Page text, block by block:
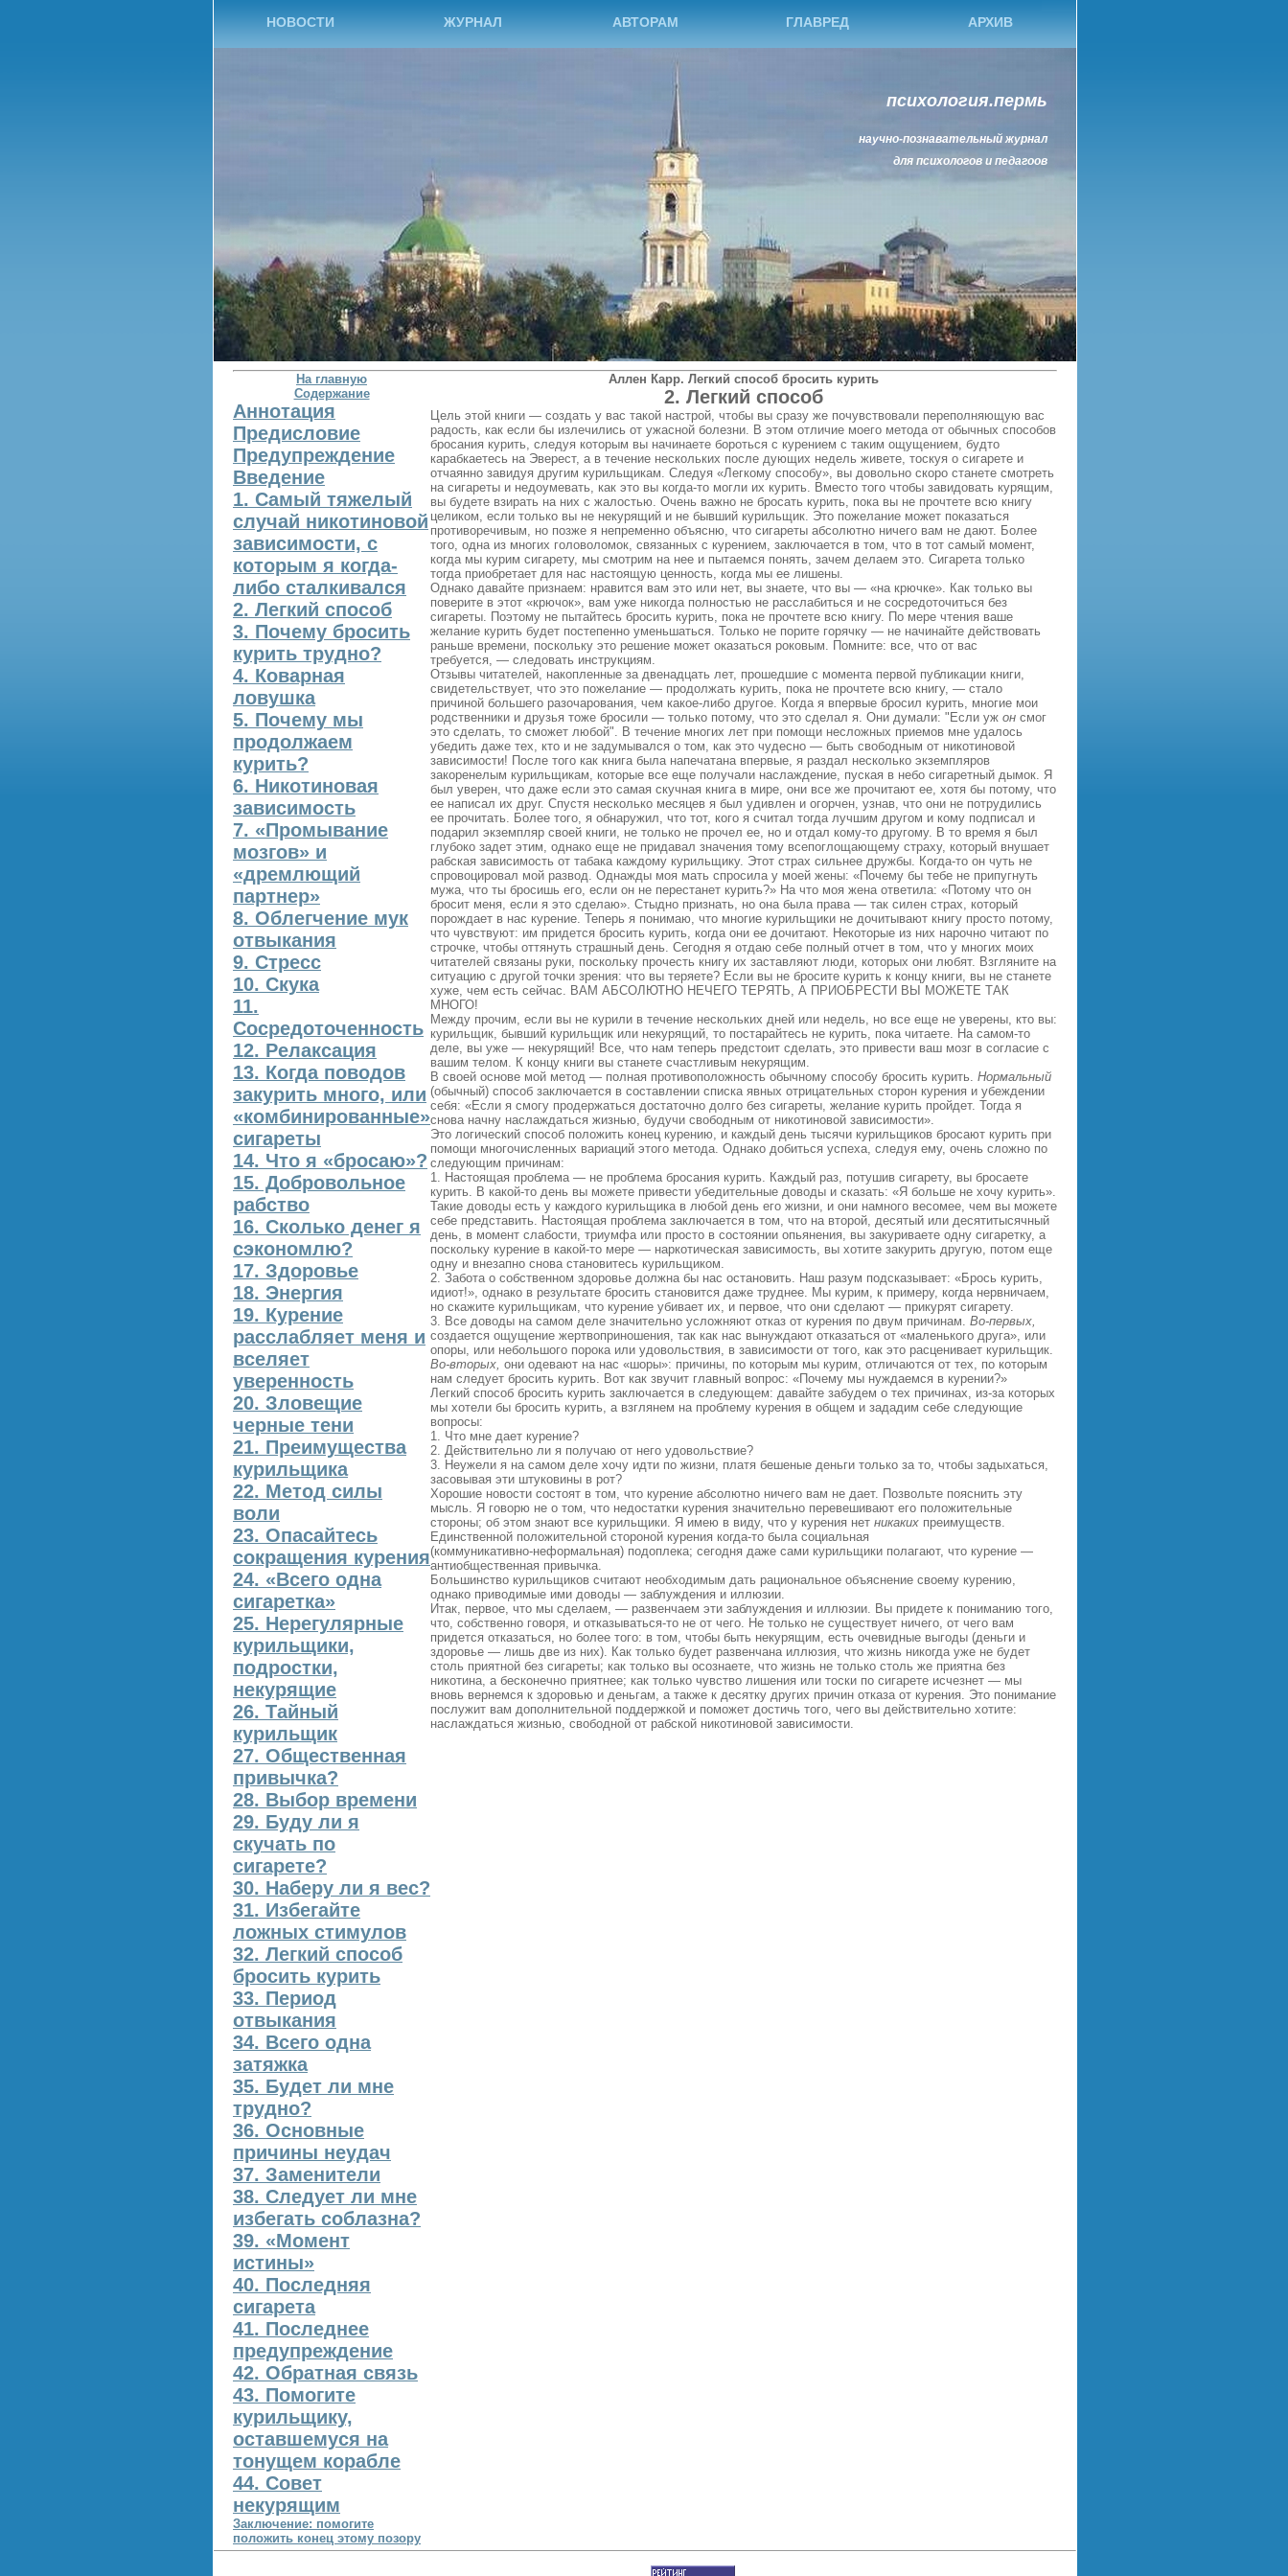
НОВОСТИ ЖУРНАЛ АВТОРАМ ГЛАВРЕД АРХИВ
психология.пермь
научно-познавательный журнал
для психологов и педагоов
На главную
Аллен Карр. Легкий способ бросить курить
Содержание
Аннотация
Предисловие
Предупреждение
Введение
1. Самый тяжелый
случай никотиновой
зависимости, с
которым я когда-
либо сталкивался
2. Легкий способ
3. Почему бросить
курить трудно?
4. Коварная
ловушка
5. Почему мы
продолжаем
курить?
6. Никотиновая
зависимость
7. «Промывание
мозгов» и
«дремлющий
партнер»
8. Облегчение мук
отвыкания
9. Стресс
10. Скука
11.
Сосредоточенность
12. Релаксация
13. Когда поводов
закурить много, или
«комбинированные»
сигареты
14. Что я «бросаю»?
15. Добровольное
рабство
16. Сколько денег я
сэкономлю?
17. Здоровье
18. Энергия
19. Курение
расслабляет меня и
вселяет
уверенность
20. Зловещие
черные тени
21. Преимущества
курильщика
22. Метод силы
воли
23. Опасайтесь
сокращения курения
24. «Всего одна
сигаретка»
25. Нерегулярные
курильщики,
подростки,
некурящие
26. Тайный
курильщик
27. Общественная
привычка?
28. Выбор времени
29. Буду ли я
скучать по
сигарете?
30. Наберу ли я вес?
31. Избегайте
ложных стимулов
32. Легкий способ
бросить курить
33. Период
отвыкания
34. Всего одна
затяжка
35. Будет ли мне
трудно?
36. Основные
причины неудач
37. Заменители
38. Следует ли мне
избегать соблазна?
39. «Момент
истины»
40. Последняя
сигарета
41. Последнее
предупреждение
42. Обратная связь
43. Помогите
курильщику,
оставшемуся на
тонущем корабле
44. Совет
некурящим
Заключение: помогите
положить конец этому позору
2. Легкий способ
Цель этой книги — создать у вас такой настрой, чтобы вы сразу же почувствовали переполняющую вас
радость, как если бы излечились от ужасной болезни. В этом отличие моего метода от обычных способов
бросания курить, следуя которым вы начинаете бороться с курением с таким ощущением, будто
карабкаетесь на Эверест, а в течение нескольких после дующих недель живете, тоскуя о сигарете и
отчаянно завидуя другим курильщикам. Следуя «Легкому способу», вы довольно скоро станете смотреть
на сигареты и недоумевать, как это вы когда‑то могли их курить. Вместо того чтобы завидовать курящим,
вы будете взирать на них с жалостью. Очень важно не бросать курить, пока вы не прочтете всю книгу
целиком, если только вы не некурящий и не бывший курильщик. Это пожелание может показаться
противоречивым, но позже я непременно объясню, что сигареты абсолютно ничего вам не дают. Более
того, одна из многих головоломок, связанных с курением, заключается в том, что в тот самый момент,
когда мы курим сигарету, мы смотрим на нее и пытаемся понять, зачем делаем это. Сигарета только
тогда приобретает для нас настоящую ценность, когда мы ее лишены.
Однако давайте признаем: нравится вам это или нет, вы знаете, что вы — «на крючке». Как только вы
поверите в этот «крючок», вам уже никогда полностью не расслабиться и не сосредоточиться без
сигареты. Поэтому не пытайтесь бросить курить, пока не прочтете всю книгу. По мере чтения ваше
желание курить будет постепенно уменьшаться. Только не порите горячку — не начинайте действовать
раньше времени, поскольку это решение может оказаться роковым. Помните: все, что от вас
требуется, — следовать инструкциям.
Отзывы читателей, накопленные за двенадцать лет, прошедшие с момента первой публикации книги,
свидетельствует, что это пожелание — продолжать курить, пока не прочтете всю книгу, — стало
причиной большего разочарования, чем какое‑либо другое. Когда я впервые бросил курить, многие мои
родственники и друзья тоже бросили — только потому, что это сделал я. Они думали: "Если уж он смог
это сделать, то сможет любой". В течение многих лет при помощи несложных приемов мне удалось
убедить даже тех, кто и не задумывался о том, как это чудесно — быть свободным от никотиновой
зависимости! После того как книга была напечатана впервые, я раздал несколько экземпляров
закоренелым курильщикам, которые все еще получали наслаждение, пуская в небо сигаретный дымок. Я
был уверен, что даже если это самая скучная книга в мире, они все же прочитают ее, хотя бы потому, что
ее написал их друг. Спустя несколько месяцев я был удивлен и огорчен, узнав, что они не потрудились
ее прочитать. Более того, я обнаружил, что тот, кого я считал тогда лучшим другом и кому подписал и
подарил экземпляр своей книги, не только не прочел ее, но и отдал кому‑то другому. В то время я был
глубоко задет этим, однако еще не придавал значения тому всепоглощающему страху, который внушает
рабская зависимость от табака каждому курильщику. Этот страх сильнее дружбы. Когда‑то он чуть не
спровоцировал мой развод. Однажды моя мать спросила у моей жены: «Почему бы тебе не припугнуть
мужа, что ты бросишь его, если он не перестанет курить?» На что моя жена ответила: «Потому что он
бросит меня, если я это сделаю». Стыдно признать, но она была права — так силен страх, который
порождает в нас курение. Теперь я понимаю, что многие курильщики не дочитывают книгу просто потому,
что чувствуют: им придется бросить курить, когда они ее дочитают. Некоторые из них нарочно читают по
строчке, чтобы оттянуть страшный день. Сегодня я отдаю себе полный отчет в том, что у многих моих
читателей связаны руки, поскольку прочесть книгу их заставляют люди, которых они любят. Взгляните на
ситуацию с другой точки зрения: что вы теряете? Если вы не бросите курить к концу книги, вы не станете
хуже, чем есть сейчас. ВАМ АБСОЛЮТНО НЕЧЕГО ТЕРЯТЬ, А ПРИОБРЕСТИ ВЫ МОЖЕТЕ ТАК
МНОГО!
Между прочим, если вы не курили в течение нескольких дней или недель, но все еще не уверены, кто вы:
курильщик, бывший курильщик или некурящий, то постарайтесь не курить, пока читаете. На самом‑то
деле, вы уже — некурящий! Все, что нам теперь предстоит сделать, это привести ваш мозг в согласие с
вашим телом. К концу книги вы станете счастливым некурящим.
В своей основе мой метод — полная противоположность обычному способу бросить курить. Нормальный
(обычный) способ заключается в составлении списка явных отрицательных сторон курения и убеждении
себя: «Если я смогу продержаться достаточно долго без сигареты, желание курить пройдет. Тогда я
снова начну наслаждаться жизнью, будучи свободным от никотиновой зависимости».
Это логический способ положить конец курению, и каждый день тысячи курильщиков бросают курить при
помощи многочисленных вариаций этого метода. Однако добиться успеха, следуя ему, очень сложно по
следующим причинам:
1. Настоящая проблема — не проблема бросания курить. Каждый раз, потушив сигарету, вы бросаете
курить. В какой‑то день вы можете привести убедительные доводы и сказать: «Я больше не хочу курить».
Такие доводы есть у каждого курильщика в любой день его жизни, и они намного весомее, чем вы можете
себе представить. Настоящая проблема заключается в том, что на второй, десятый или десятитысячный
день, в момент слабости, триумфа или просто в состоянии опьянения, вы закуриваете одну сигаретку, а
поскольку курение в какой‑то мере — наркотическая зависимость, вы хотите закурить другую, потом еще
одну и внезапно снова становитесь курильщиком.
2. Забота о собственном здоровье должна бы нас остановить. Наш разум подсказывает: «Брось курить,
идиот!», однако в результате бросить становится даже труднее. Мы курим, к примеру, когда нервничаем,
но скажите курильщикам, что курение убивает их, и первое, что они сделают — прикурят сигарету.
3. Все доводы на самом деле значительно усложняют отказ от курения по двум причинам. Во‑первых,
создается ощущение жертвоприношения, так как нас вынуждают отказаться от «маленького друга», или
опоры, или небольшого порока или удовольствия, в зависимости от того, как это расценивает курильщик.
Во‑вторых, они одевают на нас «шоры»: причины, по которым мы курим, отличаются от тех, по которым
нам следует бросить курить. Вот как звучит главный вопрос: «Почему мы нуждаемся в курении?»
Легкий способ бросить курить заключается в следующем: давайте забудем о тех причинах, из‑за которых
мы хотели бы бросить курить, а взглянем на проблему курения в общем и зададим себе следующие
вопросы:
1. Что мне дает курение?
2. Действительно ли я получаю от него удовольствие?
3. Неужели я на самом деле хочу идти по жизни, платя бешеные деньги только за то, чтобы задыхаться,
засовывая эти штуковины в рот?
Хорошие новости состоят в том, что курение абсолютно ничего вам не дает. Позвольте пояснить эту
мысль. Я говорю не о том, что недостатки курения значительно перевешивают его положительные
стороны; об этом знают все курильщики. Я имею в виду, что у курения нет никаких преимуществ.
Единственной положительной стороной курения когда‑то была социальная
(коммуникативно‑неформальная) подоплека; сегодня даже сами курильщики полагают, что курение —
антиобщественная привычка.
Большинство курильщиков считают необходимым дать рациональное объяснение своему курению,
однако приводимые ими доводы — заблуждения и иллюзии.
Итак, первое, что мы сделаем, — развенчаем эти заблуждения и иллюзии. Вы придете к пониманию того,
что, собственно говоря, и отказываться‑то не от чего. Не только не существует ничего, от чего вам
придется отказаться, но более того: в том, чтобы быть некурящим, есть очевидные выгоды (деньги и
здоровье — лишь две из них). Как только будет развенчана иллюзия, что жизнь никогда уже не будет
столь приятной без сигареты; как только вы осознаете, что жизнь не только столь же приятна без
никотина, а бесконечно приятнее; как только чувство лишения или тоски по сигарете исчезнет — мы
вновь вернемся к здоровью и деньгам, а также к десятку других причин отказа от курения. Это понимание
послужит вам дополнительной поддержкой и поможет достичь того, чего вы действительно хотите:
наслаждаться жизнью, свободной от рабской никотиновой зависимости.